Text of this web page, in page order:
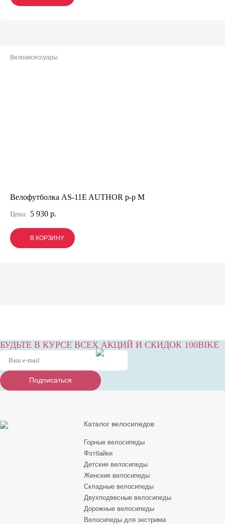
Велоаксессуары
Велофутболка AS-11E AUTHOR р-р M
Цена: 5 930 р.
В КОРЗИНУ
В КОРЗИНУ
В КОРЗИНУ
БУДЬТЕ В КУРСЕ ВСЕХ АКЦИЙ И СКИДОК 100BIKE
Подписаться
Подписаться
Подписаться
Каталог велосипедов
Горные велосипеды
Фэтбайки
Детские велосипеды
Женские велосипеды
Складные велосипеды
Двухподвесные велосипеды
Дорожные велосипеды
Велосипеды для экстрима